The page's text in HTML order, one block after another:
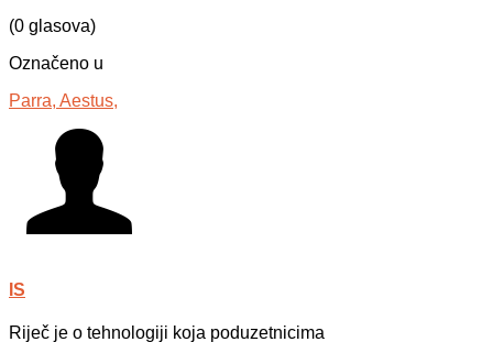
(0 glasova)
Označeno u
Parra, Aestus,
IS
Riječ je o tehnologiji koja poduzetnicima